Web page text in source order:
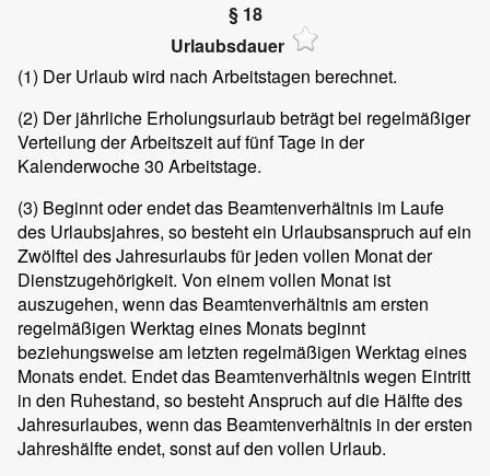
§ 18
Urlaubsdauer
(1) Der Urlaub wird nach Arbeitstagen berechnet.
(2) Der jährliche Erholungsurlaub beträgt bei regelmäßiger
Verteilung der Arbeitszeit auf fünf Tage in der
Kalenderwoche 30 Arbeitstage.
(3) Beginnt oder endet das Beamtenverhältnis im Laufe
des Urlaubsjahres, so besteht ein Urlaubsanspruch auf ein
Zwölftel des Jahresurlaubs für jeden vollen Monat der
Dienstzugehörigkeit. Von einem vollen Monat ist
auszugehen, wenn das Beamtenverhältnis am ersten
regelmäßigen Werktag eines Monats beginnt
beziehungsweise am letzten regelmäßigen Werktag eines
Monats endet. Endet das Beamtenverhältnis wegen Eintritt
in den Ruhestand, so besteht Anspruch auf die Hälfte des
Jahresurlaubes, wenn das Beamtenverhältnis in der ersten
Jahreshälfte endet, sonst auf den vollen Urlaub.